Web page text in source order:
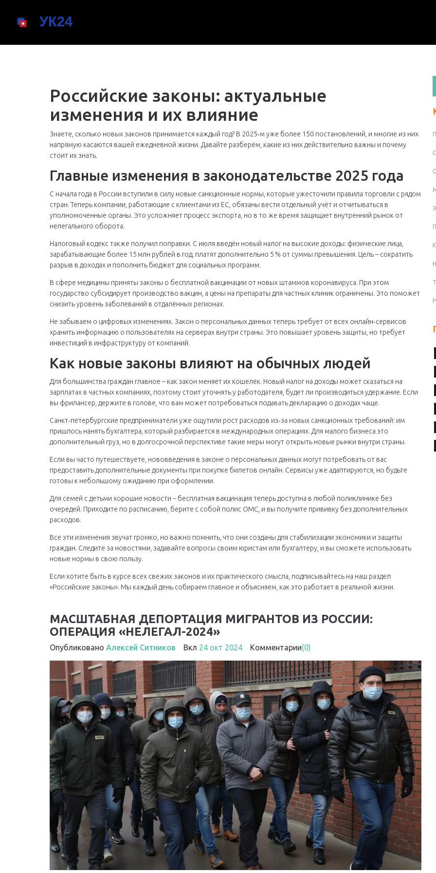
Российские законы: актуальные
изменения и их влияние
Знаете, сколько новых законов принимается каждый год? В 2025‑м уже более 150 постановлений, и многие из них
напрямую касаются вашей ежедневной жизни. Давайте разберём, какие из них действительно важны и почему
стоит их знать.
Главные изменения в законодательстве 2025 года
С начала года в России вступили в силу новые санкционные нормы, которые ужесточили правила торговли с рядом
стран. Теперь компании, работающие с клиентами из ЕС, обязаны вести отдельный учёт и отчитываться в
уполномоченные органы. Это усложняет процесс экспорта, но в то же время защищает внутренний рынок от
нелегального оборота.
Налоговый кодекс также получил поправки. С июля введён новый налог на высокие доходы: физические лица,
зарабатывающие более 15 млн рублей в год, платят дополнительно 5 % от суммы превышения. Цель – сократить
разрыв в доходах и пополнить бюджет для социальных программ.
В сфере медицины приняты законы о бесплатной вакцинации от новых штаммов коронавируса. При этом
государство субсидирует производство вакцин, а цены на препараты для частных клиник ограничены. Это поможет
снизить уровень заболеваний в отдалённых регионах.
Не забываем о цифровых изменениях. Закон о персональных данных теперь требует от всех онлайн‑сервисов
хранить информацию о пользователях на серверах внутри страны. Это повышает уровень защиты, но требует
инвестиций в инфраструктуру от компаний.
Как новые законы влияют на обычных людей
Для большинства граждан главное – как закон меняет их кошелёк. Новый налог на доходы может сказаться на
зарплатах в частных компаниях, поэтому стоит уточнять у работодателя, будет ли производиться удержание. Если
вы фрилансер, держите в голове, что вам может потребоваться подавать декларацию о доходах чаще.
Санкт‑петербургские предприниматели уже ощутили рост расходов из‑за новых санкционных требований: им
пришлось нанять бухгалтера, который разбирается в международных операциях. Для малого бизнеса это
дополнительный груз, но в долгосрочной перспективе такие меры могут открыть новые рынки внутри страны.
Если вы часто путешествуете, нововведения в законе о персональных данных могут потребовать от вас
предоставить дополнительные документы при покупке билетов онлайн. Сервисы уже адаптируются, но будьте
готовы к небольшому ожиданию при оформлении.
Для семей с детьми хорошие новости – бесплатная вакцинация теперь доступна в любой поликлинике без
очередей. Приходите по расписанию, берите с собой полис ОМС, и вы получите прививку без дополнительных
расходов.
Все эти изменения звучат громко, но важно помнить, что они созданы для стабилизации экономики и защиты
граждан. Следите за новостями, задавайте вопросы своим юристам или бухгалтеру, и вы сможете использовать
новые нормы в свою пользу.
Если хотите быть в курсе всех свежих законов и их практического смысла, подписывайтесь на наш раздел
«Российские законы». Мы каждый день собираем главное и объясняем, как это работает в реальной жизни.
МАСШТАБНАЯ ДЕПОРТАЦИЯ МИГРАНТОВ ИЗ РОССИИ:
ОПЕРАЦИЯ «НЕЛЕГАЛ-2024»
Опубликовано Алексей Ситников Вкл 24 окт 2024 Комментарии(0)